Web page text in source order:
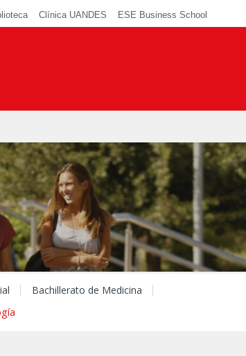
Clínica UANDES ESE Business School
Bachillerato de Medicina